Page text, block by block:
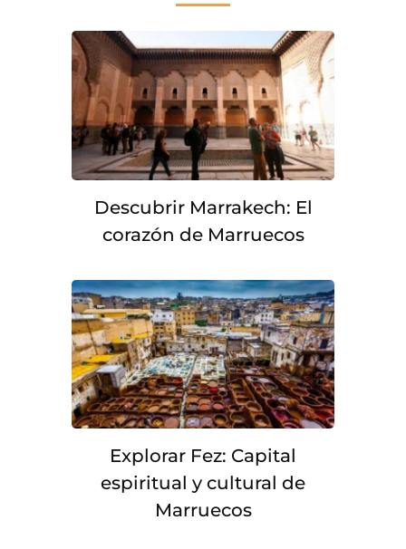
Descubrir Marrakech: El
corazón de Marruecos
Explorar Fez: Capital
espiritual y cultural de
Marruecos